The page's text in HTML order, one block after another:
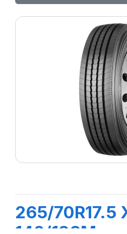
265/70R17.5